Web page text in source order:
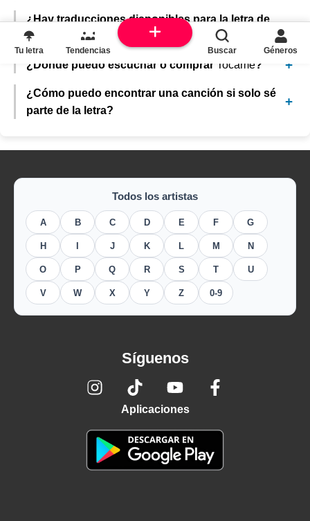
¿Hay traducciones disponibles para la letra de
Tocame
¿Dónde puedo escuchar o comprar Tocame?
¿Cómo puedo encontrar una canción si solo sé
parte de la letra?
Todos los artistas
A B C D E F G
H J K L M N
O P Q R S T U
V W X Y Z 0-9
Síguenos
Aplicaciones
Tu letra Tendencias Buscar Géneros